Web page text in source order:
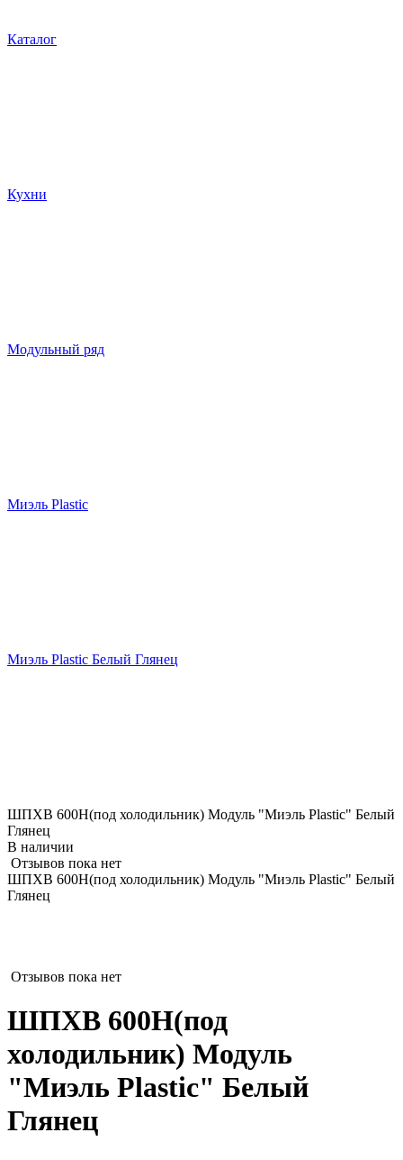
Каталог
Кухни
Модульный ряд
Миэль Plastic
Миэль Plastic Белый Глянец
ШПХВ 600Н(под холодильник) Модуль "Миэль Plastic" Белый
Глянец
В наличии
Отзывов пока нет
ШПХВ 600Н(под холодильник) Модуль "Миэль Plastic" Белый
Глянец
Отзывов пока нет
ШПХВ 600Н(под
холодильник) Модуль
"Миэль Plastic" Белый
Глянец